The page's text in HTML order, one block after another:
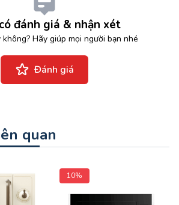
đánh giá & nhận xét
Hãy giúp mọi người bạn nhé
Đánh giá
quan
10%